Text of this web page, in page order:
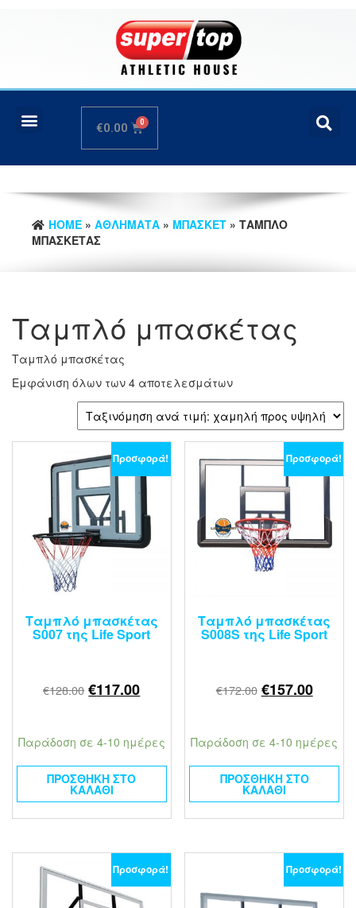
€0.00
HOME » ΑΘΛΗΜΑΤΑ » ΜΠΑΣΚΕΤ » ΤΑΜΠΛΌ
ΜΠΑΣΚΈΤΑΣ
Ταμπλό μπασκέτας
Ταμπλό μπασκέτας
Εμφάνιση όλων των 4 αποτελεσμάτων
Προσφορά!
Ταμπλό μπασκέτας
S007 της Life Sport
€128.00 €117.00
Παράδοση σε 4-10 ημέρες
ΠΡΟΣΘΉΚΗ ΣΤΟ
ΚΑΛΆΘΙ
Προσφορά!
Ταμπλό μπασκέτας
S008S της Life Sport
€172.00 €157.00
Παράδοση σε 4-10 ημέρες
ΠΡΟΣΘΉΚΗ ΣΤΟ
ΚΑΛΆΘΙ
Προσφορά! Προσφορά!